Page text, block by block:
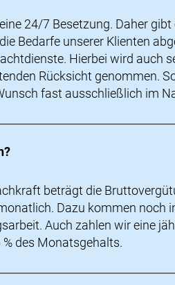
24/7 Besetzung. Daher gibt
Bedarfe unserer Klienten
Hierbei wird auch
Rücksicht genommen.
fast ausschließlich im
beträgt die
Dazu kommen noch
Auch zahlen wir eine
des Monatsgehalts.